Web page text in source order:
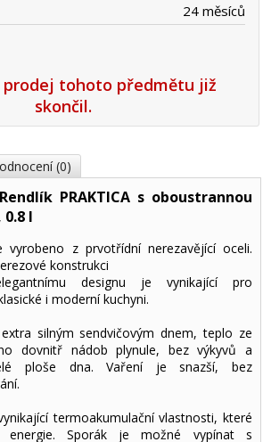
24 měsíců
prodej tohoto předmětu již
skončil.
(0)
PRAKTICA s oboustrannou
l
vyrobeno z prvotřídní nerezavějící oceli.
konstrukci
designu je vynikající pro
i moderní kuchyni.
silným sendvičovým dnem, teplo ze
dovnitř nádob plynule, bez výkyvů a
ploše dna. Vaření je snazší, bez
termoakumulační vlastnosti, které
energie. Sporák je možné vypínat s